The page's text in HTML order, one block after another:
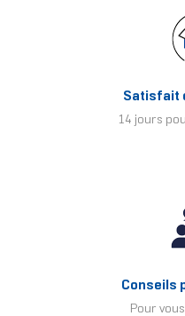
Satisfait
14 jours
Conseils
Pour